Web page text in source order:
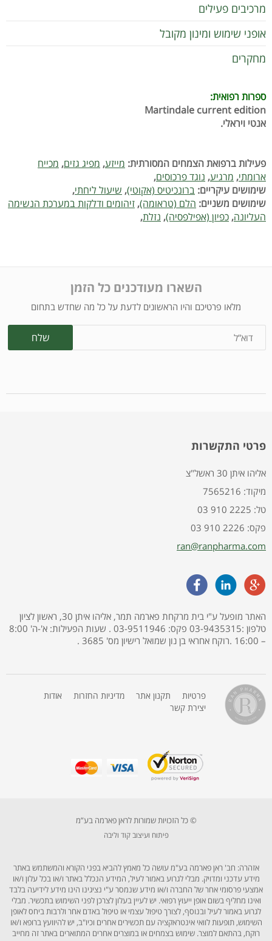
מרכיבים פעילים
אופני שימוש ומינון מקובל
מחקרים
ספרות רפואית:
Martindale current edition
אנטי ויראלי.
פעילות ברפואת הצמחים המסורתית: מייזע, מפיג גזים, מכייח
ארומתי, מרגיע, נוגד פרכוסים,
שימושים עיקריים: ברונכיטיס (אקוטי), שיעול ליחתי,
שימושים משניים: הלם (טראומה), זיהומים ודלקות במערכת הנשימה
העליונה, כפיון (אפילפסיה), נזלת,
השארו מעודכנים כל הזמן
מלאו פרטיכם והיו הראשונים לדעת על כל מה שחדש בתחום
פרטי התקשרות
אליהו איתן 30 ראשל"צ
7565216 :מיקוד
03 910 2225 :טל
03 910 2226 :פקס
ran@ranpharma.com
האתר מופעל ע"י בית מרקחת פארמה תמר, אליהו איתן 30, ראשון לציון
טלפון :03-9435315 פקס: 03-9511946 . שעות הפעילות: א'-ה' 8:00
– 16:00 .רוקח אחראי בן נון שמואל רישיון מס' 3685 .
פרטיות תקנון אתר מדיניות החזרות
אודות
יצירת קשר
© כל הזכויות שמורות לראן פארמה בע”מ
פיתוח ועיצוב קוד וליבה
אזהרה: חב' ראן פארמה בע"מ עושה כל מאמץ להביא בפני הקורא והמשתמש באתר
מידע עדכני ומדויק. מבלי לגרוע באמור לעיל, המידע הנכלל באתר ו/או בכל עלון ו/או
אמצעי פרסומי אחר של החברה ו/או מידע שנמסר ע"י נציגינו הינו מידע לידיעה בלבד
ואינו מחליף בשום אופן ייעוץ רפואי. יש לעיין בעלון לצרכן לפני השימוש בתכשיר. מבלי
לגרוע באמור לעיל ובנוסף, לצורך טיפול עצמי או טיפול באדם אחר ולרבות ביחס לאופן
השימוש, תופעות לוואי אינטראקציה עם תכשירים אחרים וכיו"ב, יש להיוועץ ברופא ו/או
רוקח, בהתאם למוצר. שימוש בצמחים או במוצרים אחרים המתוארים באתר זה מחייב